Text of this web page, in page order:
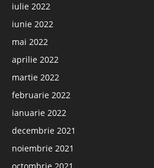
iulie 2022
iunie 2022
mai 2022
aprilie 2022
martie 2022
februarie 2022
ianuarie 2022
decembrie 2021
noiembrie 2021